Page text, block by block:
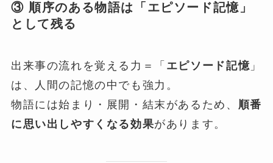
③ 順序のある物語は「エピソード記憶」
として残る
出来事の流れを覚える力＝「 エピソード記憶 」
は、人間の記憶の中でも強力。
物語には始まり・展開・結末があるため、 順番
に思い出しやすくなる効果があります。